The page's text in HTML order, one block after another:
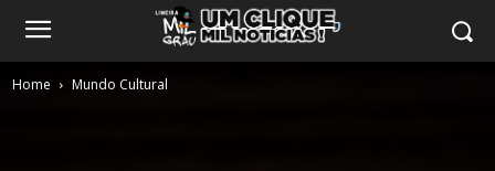
Home Mundo Cultural